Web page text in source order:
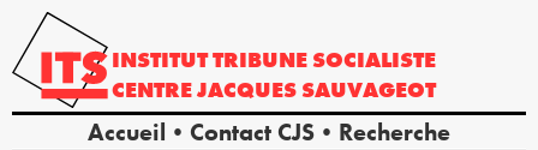
INSTITUTTRIBUNE SOCIALISTE
CENTREJACQUES SAUVAGEOT
Accueil Contact CJS Recherche